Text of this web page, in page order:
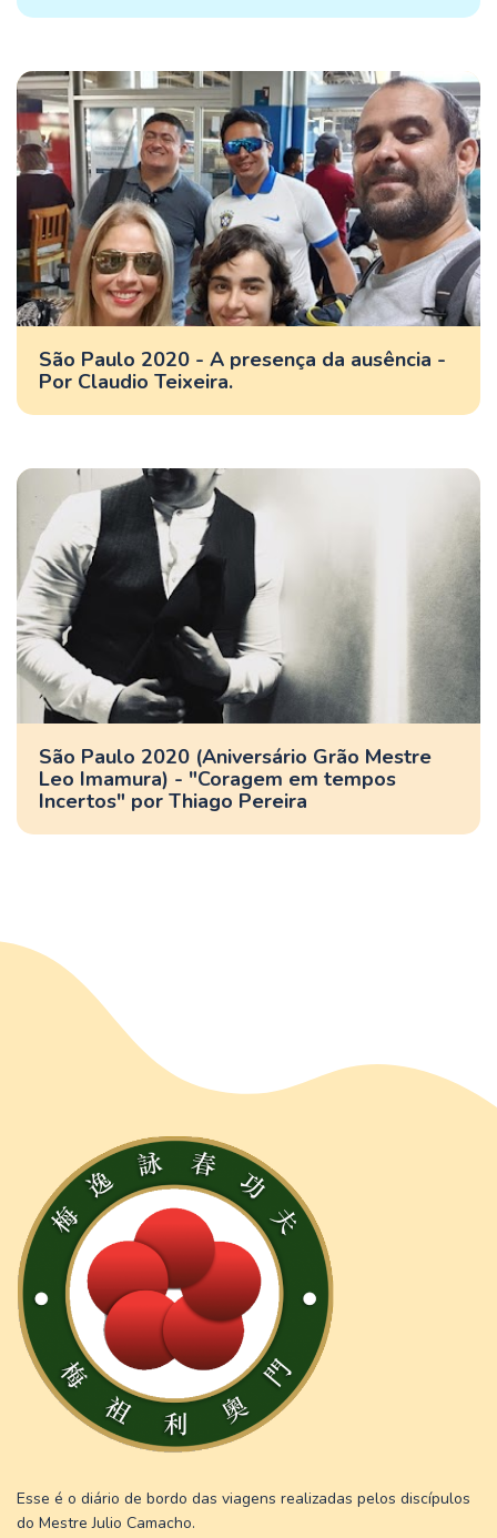
São Paulo 2020 - A presença da ausência -
Por Claudio Teixeira.
São Paulo 2020 (Aniversário Grão Mestre
Leo Imamura) - "Coragem em tempos
Incertos" por Thiago Pereira
Esse é o diário de bordo das viagens realizadas pelos discípulos
do Mestre Julio Camacho.